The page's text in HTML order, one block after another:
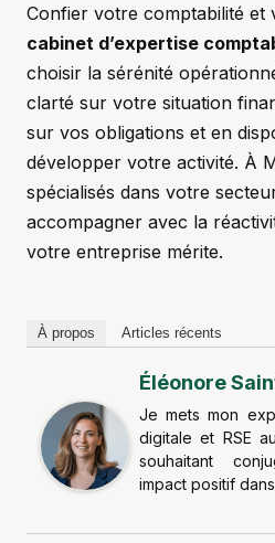
Confier votre comptabilité et
cabinet d’expertise
choisir la sérénité
clarté sur votre situation
sur vos obligations et en
développer votre activité. À
spécialisés dans votre
accompagner avec la
votre entreprise mérite.
À propos Articles récents
Éléonore
Je mets mon
digitale et RSE
souhaitant
impact positif